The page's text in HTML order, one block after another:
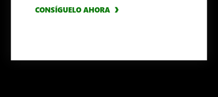
CONSÍGUELO AHORA